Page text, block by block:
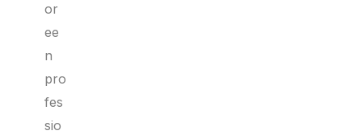
or
ee
n
pro
fes
sio